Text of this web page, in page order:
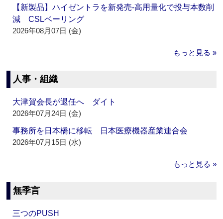
【新製品】ハイゼントラを新発売‐高用量化で投与本数削
減 CSLベーリング
2026年08月07日 (金)
もっと見る »
人事・組織
大津賀会長が退任へ ダイト
2026年07月24日 (金)
事務所を日本橋に移転 日本医療機器産業連合会
2026年07月15日 (水)
もっと見る »
無季言
三つのPUSH